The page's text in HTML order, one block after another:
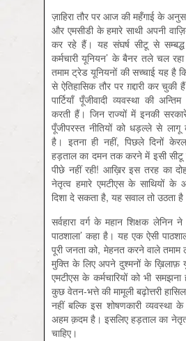
ज़ाहिरा तौर पर आज की महँगाई के
और एमसीडी के हमारे साथी अपनी
कर रहे हैं। यह संघर्ष सीटू से सम्बद्ध
कर्मचारी यूनियन’ के बैनर तले चल
तमाम ट्रेड यूनियनों की सच्चाई यह है
से ऐतिहासिक तौर पर ग़द्दारी कर
पार्टियाँ पूँजीवादी व्यवस्था की
करती हैं। जिन राज्यों में इनकी
पूँजीपरस्त नीतियों को धड़ल्ले से लागू
है। इतना ही नहीं, पिछले दिनों
हड़ताल का दमन तक करने में इसी सीटू
पीछे नहीं रही! आख़िर इस तरह का
नेतृत्व हमारे एमटीएस के साथियों के
दिशा दे सकता है, यह सवाल तो उठता
सर्वहारा वर्ग के महान शिक्षक लेनिन ने
पाठशाला’ कहा है। यह एक ऐसी
पूरी जनता को, मेहनत करने वाले तमाम
मुक्ति के लिए अपने दुश्मनों के ख़िलाफ़
एमटीएस के कर्मचारियों को भी
कुछ वेतन-भत्ते की मामूली बढ़ोत्तरी
नहीं बल्कि इस शोषणकारी व्यवस्था
अहम क़दम है। इसलिए हड़ताल का नेतृत्व
चाहिए।